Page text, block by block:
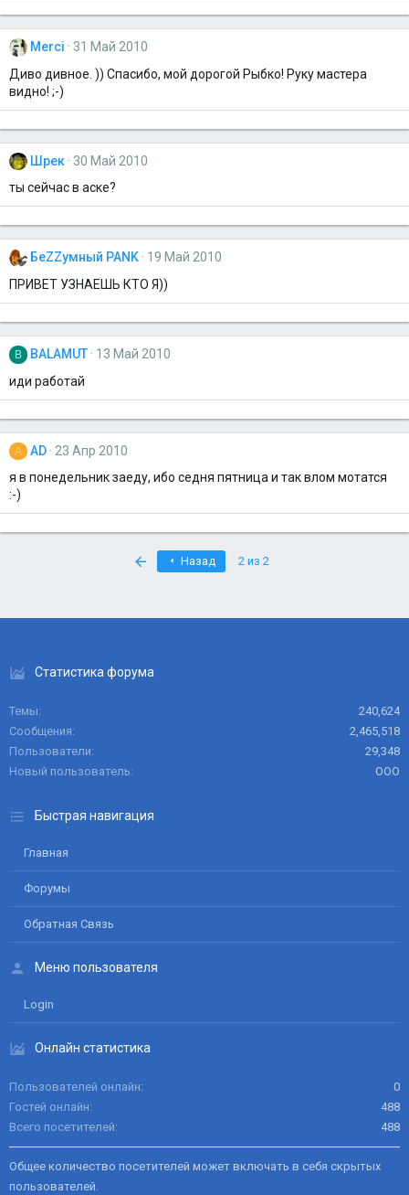
Merci
31 Май 2010
Диво дивное. )) Спасибо, мой дорогой Рыбко! Руку мастера
видно! ;-)
Шрек
30 Май 2010
ты сейчас в аске?
БеZZумный PANK
19 Май 2010
ПРИВЕТ УЗНАЕШЬ КТО Я))
B BALAMUT
13 Май 2010
иди работай
A AD
23 Апр 2010
я в понедельник заеду, ибо седня пятница и так влом мотатся
:-)
Назад 2 из 2
Статистика форума
Темы
240,624
Сообщения
2,465,518
Пользователи
29,348
Новый пользователь
ООО
Быстрая навигация
Главная
Форумы
Обратная Связь
Меню пользователя
Login
Онлайн статистика
Пользователей онлайн
0
Гостей онлайн
488
Всего посетителей
488
Общее количество посетителей может включать в себя скрытых
пользователей.